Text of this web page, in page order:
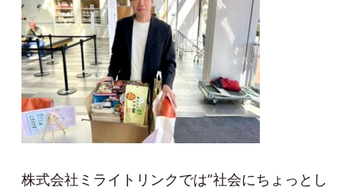
株式会社ミライトリンクでは”社会にちょっとし